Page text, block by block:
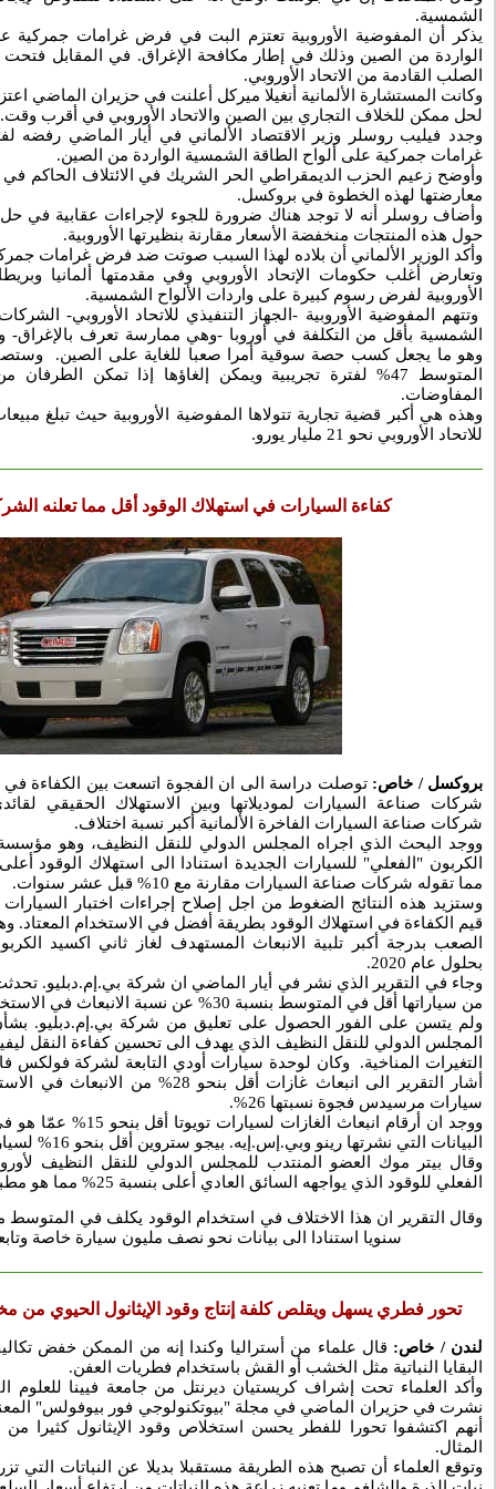
الشمسية.
يذكر أن المفوضية الأوروبية تعتزم البت في فرض غرامات جمركية
الواردة من الصين وذلك في إطار مكافحة الإغراق. في المقابل
الصلب القادمة من الاتحاد الأوروبي.
وكانت المستشارة الألمانية أنغيلا ميركل أعلنت في حزيران الماضي
لحل ممكن للخلاف التجاري بين الصين والاتحاد الأوروبي في أقرب وقت.
وجدد فيليب روسلر وزير الاقتصاد الألماني في أيار الماضي رفضه
غرامات جمركية على ألواح الطاقة الشمسية الواردة من الصين.
وأوضح زعيم الحزب الديمقراطي الحر الشريك في الائتلاف الحاكم في
معارضتها لهذه الخطوة في بروكسل.
وأضاف روسلر أنه لا توجد هناك ضرورة للجوء لإجراءات عقابية في
حول هذه المنتجات منخفضة الأسعار مقارنة بنظيرتها الأوروبية.
وأكد الوزير الألماني أن بلاده لهذا السبب صوتت ضد فرض غرامات
وتعارض أغلب حكومات الإتحاد الأوروبي وفي مقدمتها ألمانيا
الأوروبية لفرض رسوم كبيرة على واردات الألواح الشمسية.
وتتهم المفوضية الأوروبية -الجهاز التنفيذي للاتحاد الأوروبي-
الشمسية بأقل من التكلفة في أوروبا -وهي ممارسة تعرف
وهو ما يجعل كسب حصة سوقية أمرا صعبا للغاية على الصين.
المتوسط 47% لفترة تجريبية ويمكن إلغاؤها إذا تمكن
المفاوضات.
وهذه هي أكبر قضية تجارية تتولاها المفوضية الأوروبية حيث تبلغ
للاتحاد الأوروبي نحو 21 مليار يورو.
كفاءة السيارات في استهلاك الوقود أقل مما تعلنه
بروكسل / خاص: توصلت دراسة الى ان الفجوة اتسعت بين الكفاءة في
شركات صناعة السيارات لموديلاتها وبين الاستهلاك الحقيقي
شركات صناعة السيارات الفاخرة الألمانية أكبر نسبة اختلاف.
ووجد البحث الذي اجراه المجلس الدولي للنقل النظيف، وهو مؤسسة
مما تقوله شركات صناعة السيارات مقارنة مع 10% قبل عشر سنوات.
وستزيد هذه النتائج الضغوط من اجل إصلاح إجراءات اختبار
قيم الكفاءة في استهلاك الوقود بطريقة أفضل في الاستخدام المعتاد.
الصعب بدرجة أكبر تلبية الانبعاث المستهدف لغاز ثاني اكسيد
بحلول عام 2020.
وجاء في التقرير الذي نشر في أيار الماضي ان شركة بي.إم.دبليو.
من سياراتها أقل في المتوسط بنسبة 30% عن نسبة الانبعاث في الاستخدام الفعلي.
ولم يتسن على الفور الحصول على تعليق من شركة بي.إم.دبليو. بشأن
المجلس الدولي للنقل النظيف الذي يهدف الى تحسين كفاءة النقل
التغيرات المناخية. وكان لوحدة سيارات أودي التابعة لشركة فولكس
أشار التقرير الى انبعاث غازات أقل بنحو
سيارات مرسيدس فجوة نسبتها 26%.
ووجد ان أرقام انبعاث
البيانات التي نشرتها رينو وبي.إس.إيه. بيجو ستروين أقل بنحو 16% لسياراتها على الطريق.
وقال بيتر موك العضو المنتدب للمجلس الدولي للنقل النظيف
الفعلي للوقود الذي يواجهه السائق العادي أعلى بنسبة 25% مما هو مطبوع في بطاقات البيع".
سنويا استنادا الى بيانات نحو نصف مليون سيارة خاصة
تحور فطري يسهل ويقلص كلفة إنتاج وقود الإيثانول الحيوي من
لندن / خاص: قال علماء من أستراليا وكندا إنه من الممكن خفض
البقايا النباتية مثل الخشب أو القش باستخدام فطريات العفن.
وأكد العلماء تحت إشراف كريستيان ديرنتل من جامعة فيينا للعلوم
نشرت في حزيران الماضي في مجلة "بيوتكنولوجي فور بيوفولس"
أنهم اكتشفوا تحورا للفطر يحسن استخلاص وقود الإيثانول كثيرا من
المثال.
وتوقع العلماء أن تصبح هذه الطريقة مستقبلا بديلا عن النباتات التي